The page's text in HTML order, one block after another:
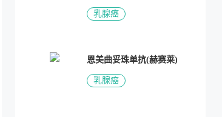
乳腺癌
恩美曲妥珠单抗(赫赛莱)
乳腺癌